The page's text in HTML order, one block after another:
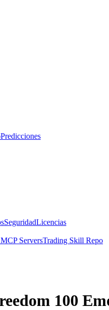
Predicciones
SeguridadLicencias
MCP ServersTrading Skill Repo
100